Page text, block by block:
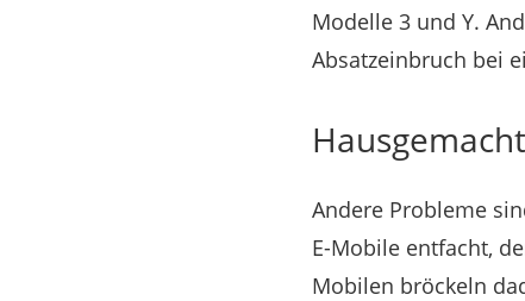
Modelle 3 und Y.
Absatzeinbruch bei
Andere Probleme
E-Mobile entfacht,
Mobilen bröckeln